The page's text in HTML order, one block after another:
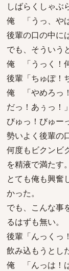
しばらくしゃぶ
俺 「うっ、や
後輩の口の中に
でも、そういう
俺 「うっく！
後輩「ちゅぽ！
俺 「やめろっ
だっ！あぅっ！」
びゅっ！びゅー
勢いよく後輩の
何度もビクンビ
を精液で満たす。
とても俺も興奮
かった。
でも、こんな事
るはずも無い。
後輩「んっくっ
飲み込もうとし
俺 「んっは！